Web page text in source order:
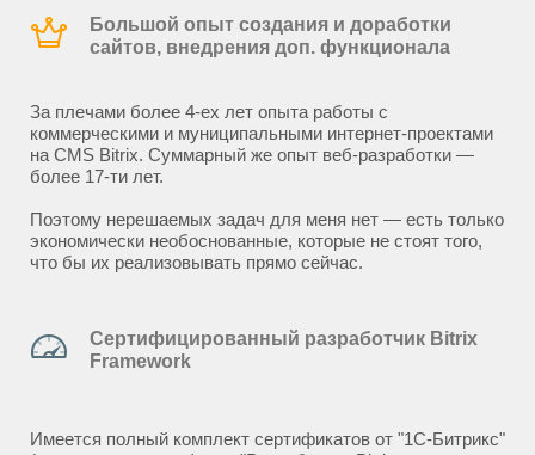
Большой опыт создания и доработки
сайтов, внедрения доп. функционала
За плечами более 4-ех лет опыта работы с
коммерческими и муниципальными интернет-проектами
на CMS Bitrix. Суммарный же опыт веб-разработки —
более 17-ти лет.
Поэтому нерешаемых задач для меня нет — есть только
экономически необоснованные, которые не стоят того,
что бы их реализовывать прямо сейчас.
Сертифицированный разработчик Bitrix
Framework
Имеется полный комплект сертификатов от "1С-Битрикс"